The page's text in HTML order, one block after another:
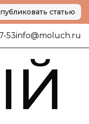
статью
53info@moluch.ru